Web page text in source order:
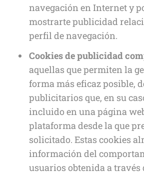
navegación en Internet y
mostrarte publicidad
perfil de navegación.
Cookies de publicidad
aquellas que permiten la
forma más eficaz posible,
publicitarios que, en su
incluido en una página
plataforma desde la que
solicitado. Estas cookies
información del
usuarios obtenida a través